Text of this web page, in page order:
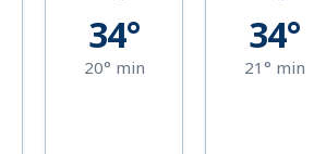
34°
20° min
34°
21° min